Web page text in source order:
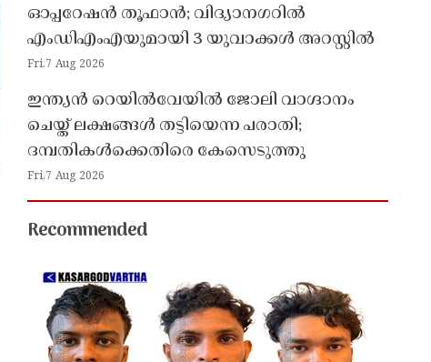
ഓപ്പറേഷൻ തൂഫാൻ; വിദ്യാനഗറിൽ
എംഡിഎംഎയുമായി 3 യുവാക്കൾ അറസ്റ്റിൽ
Fri,7 Aug 2026
ഇന്ത്യൻ റെയിൽവേയിൽ ജോലി വാഗ്ദാനം
ചെയ്ത് ലക്ഷങ്ങൾ തട്ടിയെന്ന പരാതി;
ദമ്പതികൾക്കെതിരെ കേസെടുത്തു
Fri,7 Aug 2026
Recommended